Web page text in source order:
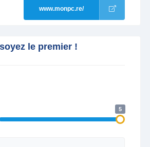
www.monpc.re/
le premier !
5